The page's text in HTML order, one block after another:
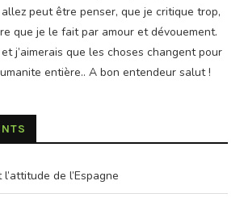
peut être penser, que je critique trop,
que je le fait par amour et dévouement.
j’aimerais que les choses changent pour
entière.. A bon entendeur salut !
de l’Espagne